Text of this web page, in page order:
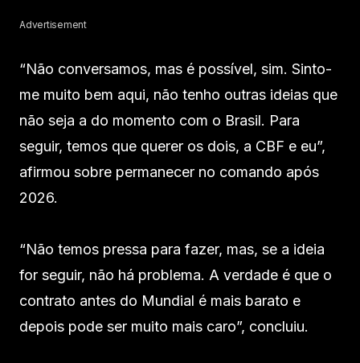
Advertisement
“Não conversamos, mas é possível, sim. Sinto-
me muito bem aqui, não tenho outras ideias que
não seja a do momento com o Brasil. Para
seguir, temos que querer os dois, a CBF e eu”,
afirmou sobre permanecer no comando após
2026.
“Não temos pressa para fazer, mas, se a ideia
for seguir, não há problema. A verdade é que o
contrato antes do Mundial é mais barato e
depois pode ser muito mais caro”, concluiu.